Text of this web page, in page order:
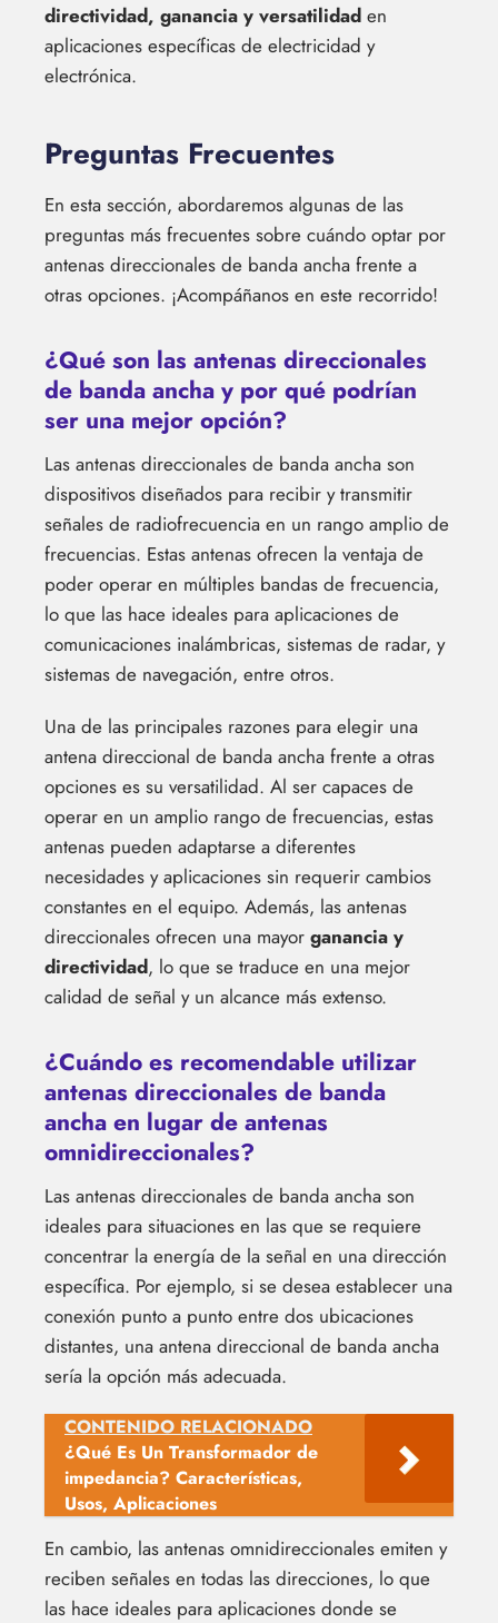
directividad, ganancia y versatilidad en
aplicaciones específicas de electricidad y
electrónica.
Preguntas Frecuentes
En esta sección, abordaremos algunas de las
preguntas más frecuentes sobre cuándo optar por
antenas direccionales de banda ancha frente a
otras opciones. ¡Acompáñanos en este recorrido!
¿Qué son las antenas direccionales
de banda ancha y por qué podrían
ser una mejor opción?
Las antenas direccionales de banda ancha son
dispositivos diseñados para recibir y transmitir
señales de radiofrecuencia en un rango amplio de
frecuencias. Estas antenas ofrecen la ventaja de
poder operar en múltiples bandas de frecuencia,
lo que las hace ideales para aplicaciones de
comunicaciones inalámbricas, sistemas de radar, y
sistemas de navegación, entre otros.
Una de las principales razones para elegir una
antena direccional de banda ancha frente a otras
opciones es su versatilidad. Al ser capaces de
operar en un amplio rango de frecuencias, estas
antenas pueden adaptarse a diferentes
necesidades y aplicaciones sin requerir cambios
constantes en el equipo. Además, las antenas
direccionales ofrecen una mayor ganancia y
directividad, lo que se traduce en una mejor
calidad de señal y un alcance más extenso.
¿Cuándo es recomendable utilizar
antenas direccionales de banda
ancha en lugar de antenas
omnidireccionales?
Las antenas direccionales de banda ancha son
ideales para situaciones en las que se requiere
concentrar la energía de la señal en una dirección
específica. Por ejemplo, si se desea establecer una
conexión punto a punto entre dos ubicaciones
distantes, una antena direccional de banda ancha
sería la opción más adecuada.
CONTENIDO RELACIONADO
¿Qué Es Un Transformador de
impedancia? Características,
Usos, Aplicaciones
En cambio, las antenas omnidireccionales emiten y
reciben señales en todas las direcciones, lo que
las hace ideales para aplicaciones donde se